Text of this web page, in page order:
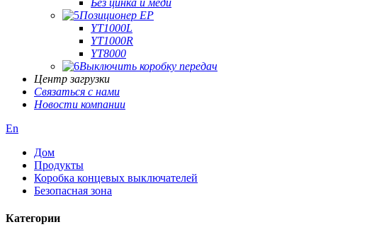
Без цинка и меди
Позиционер EP
YT1000L
YT1000R
YT8000
Выключить коробку передач
Центр загрузки
Связаться с нами
Новости компании
En
Дом
Продукты
Коробка концевых выключателей
Безопасная зона
Категории